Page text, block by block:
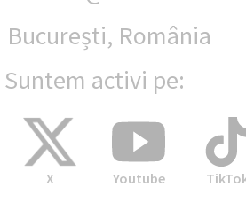
București, România
Suntem activi pe:
X Youtube